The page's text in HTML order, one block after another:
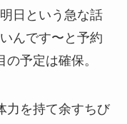
日という急な話
んです〜と予約
予定は確保。
力を持て余すちび